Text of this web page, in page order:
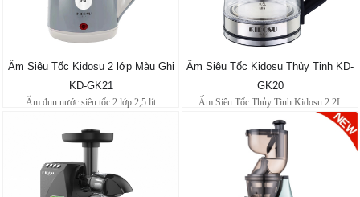
Ấm Siêu Tốc Kidosu 2 lớp Màu Ghi
KD-GK21
Ấm đun nước siêu tốc 2 lớp 2,5 lít
Ấm Siêu Tốc Kidosu Thủy Tinh KD-
GK20
Ấm Siêu Tốc Thủy Tinh Kidosu 2.2L